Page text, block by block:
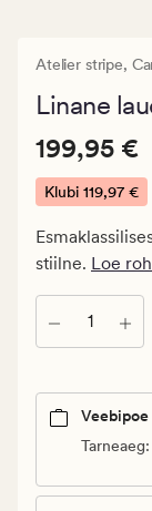
Atelier stripe,
Linane
Pris_ee
199,95
€.
119,97
€
Pris_ee
199,95 €
Klubi 119,97 €
stiilne. Loe
Kogus
Veebipoe